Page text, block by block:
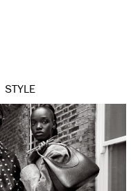
STYLE